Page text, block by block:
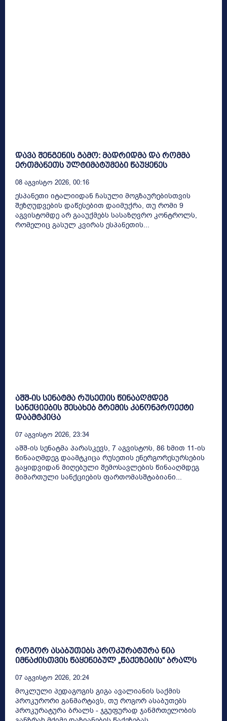
დავა შენგენის გამო: მადრიდმა და რომმა
ერთმანეთს ულტიმატუმები წაუყენეს
08 Აგვისტო 2026, 00:16
ესპანეთი იტალიიდან ჩასული მოგზაურებისთვის
შეზღუდვების დაწესებით დაიმუქრა, თუ რომი 9
აგვისტომდე არ გააუქმებს სასაზღვრო კონტროლს,
რომელიც გასულ კვირას ესპანეთის...
აშშ-ის სენატმა რუსეთის წინააღმდეგ
სანქციების შესახებ გრემის კანონპროექტი
დაამტკიცა
07 Აგვისტო 2026, 23:34
აშშ-ის სენატმა პარასკევს, 7 აგვისტოს, 86 ხმით 11-ის
წინააღმდეგ დაამტკიცა რუსეთის ენერგორესურსების
გაყიდვიდან მიღებული შემოსავლების წინააღმდეგ
მიმართული სანქციების ფართომასშტაბიანი...
როგორ ასაბუთებს პროკურატურა ნია
იმნაძისთვის წაყენებულ „წაქეზების“ ბრალს
07 Აგვისტო 2026, 20:24
მოკლული პედაგოგის გიგა ავალიანის საქმის
პროკურორი განმარტავს, თუ როგორ ასაბუთებს
პროკურატურა ბრალს - ჯგუფურად ჯანმრთელობის